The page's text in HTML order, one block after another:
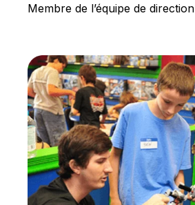
Membre de l’équipe de direction